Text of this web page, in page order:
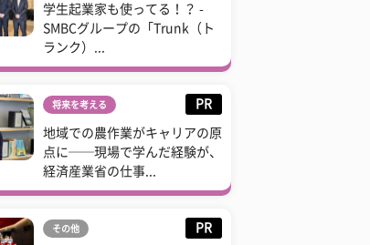
学生起業家も使ってる！？ -
SMBCグループの「Trunk（ト
ランク）...
将来を考える PR
地域での農作業がキャリアの原
点に──現場で学んだ経験が、
経済産業省の仕事...
その他 PR